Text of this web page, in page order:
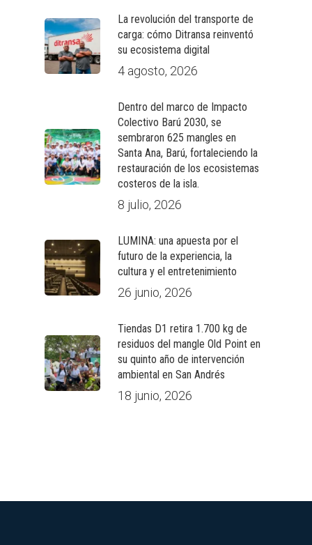
La revolución del transporte de
carga: cómo Ditransa reinventó
su ecosistema digital
4 agosto, 2026
Dentro del marco de Impacto
Colectivo Barú 2030, se
sembraron 625 mangles en
Santa Ana, Barú, fortaleciendo la
restauración de los ecosistemas
costeros de la isla.
8 julio, 2026
LUMINA: una apuesta por el
futuro de la experiencia, la
cultura y el entretenimiento
26 junio, 2026
Tiendas D1 retira 1.700 kg de
residuos del mangle Old Point en
su quinto año de intervención
ambiental en San Andrés
18 junio, 2026